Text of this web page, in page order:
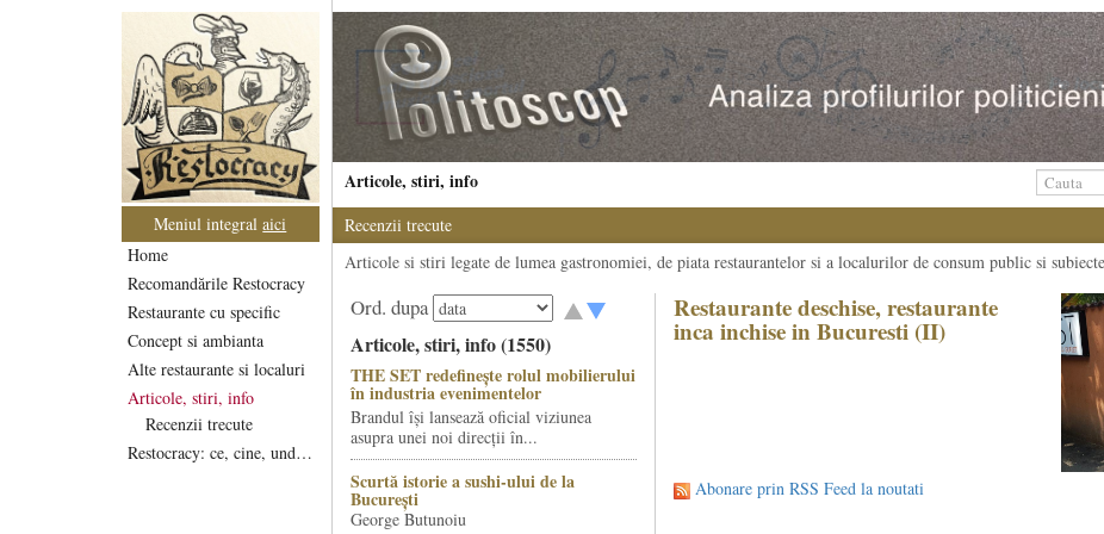
Meniul integralaici
Home
Recomandările Restocracy
Restaurante cu specific
Concept si ambianta
Alte restaurante si localuri
Articole, stiri, info
Recenzii trecute
Restocracy: ce, cine, unde...
Articole, stiri, info
Recenzii trecute
Articole si stiri legate de lumea gastronomiei, de piata restaurantelor si a localurilor de consum public si
Ord. dupa
Articole, stiri, info (1550)
THE SET redefinește rolul mobilierului
în industria evenimentelor
Brandul își lansează oficial viziunea
asupra unei noi direcții în...
Scurtă istorie a sushi-ului de la
București
George Butunoiu
Restaurante deschise, restaurante
inca inchise in Bucuresti (II)
Abonare prin RSS Feed la noutati